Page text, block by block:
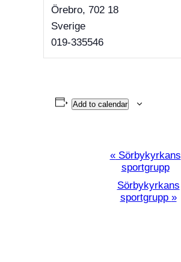
Örebro, 702 18
Sverige
019-335546
Add to calendar
Programpunkt
«Sörbykyrkans
sportgrupp
Sörbykyrkans
sportgrupp »